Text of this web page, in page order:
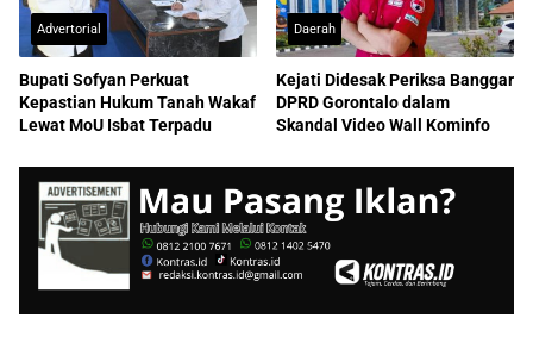
Advertorial
Bupati Sofyan Perkuat
Kepastian Hukum Tanah Wakaf
Lewat MoU Isbat Terpadu
Daerah
Kejati Didesak Periksa Banggar
DPRD Gorontalo dalam
Skandal Video Wall Kominfo